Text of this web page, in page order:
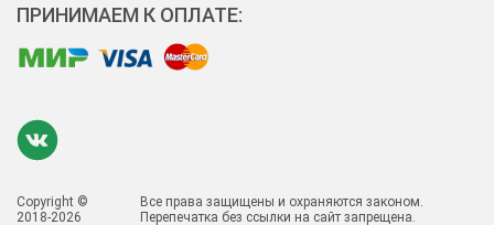
ПРИНИМАЕМ К ОПЛАТЕ:
Copyright ©
2018-2026
Все права защищены и охраняются законом.
Перепечатка без ссылки на сайт запрещена.